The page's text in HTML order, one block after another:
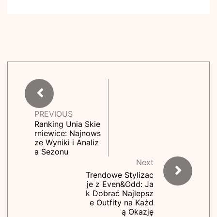
PREVIOUS
Ranking Unia Skie
rniewice: Najnows
ze Wyniki i Analiz
a Sezonu
Next
Trendowe Stylizac
je z Even&Odd: Ja
k Dobrać Najlepsz
e Outfity na Każd
ą Okazję